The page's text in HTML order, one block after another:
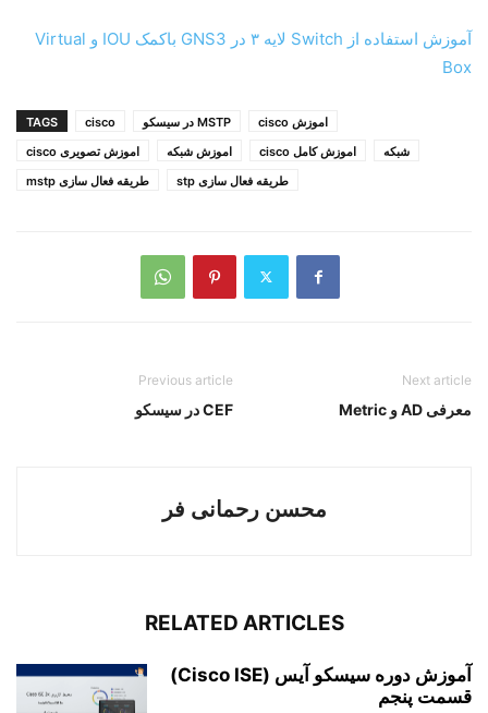
آموزش استفاده از Switch لایه ۳ در GNS3 باکمک IOU و Virtual
Box
TAGS cisco MSTP در سیسکو
اموزش cisco
اموزش تصویری cisco
اموزش شبکه اموزش کامل cisco
شبکه
طریقه فعال سازی mstp
طریقه فعال سازی stp
Previous article
CEF در سیسکو
Next article
معرفی AD و Metric
محسن رحمانی فر
RELATED ARTICLES
آموزش دوره سیسکو آیس (Cisco ISE)
قسمت پنجم